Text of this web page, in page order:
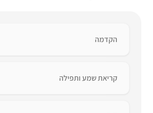
הקדמה
קריאת שמע ותפילה